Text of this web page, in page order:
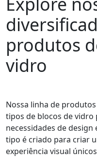
produtos
vidro
Nossa linha de
tipos de blocos de
necessidades de
tipo é criado para criar
experiência visual